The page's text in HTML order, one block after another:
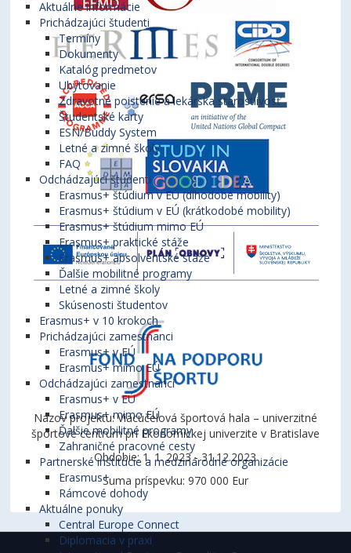
Aktuálne informácie
Prichádzajúci študenti
Termíny
Dokumenty
Katalóg predmetov
Ubytovanie
Zdravotné poistenie a lekárska starostlivosť
Študentské karty
ESN/Buddy System
Letné a zimné školy
FAQ
Odchádzajúci študenti
Erasmus+ štúdium v EÚ (dlhodobé mobility)
Erasmus+ štúdium v EÚ (krátkodobé mobility)
Erasmus+ štúdium mimo EÚ
Erasmus+ praktické stáže
Erasmus+ absolventské stáže
Ďalšie mobilitné programy
Letné a zimné školy
Skúsenosti študentov
Erasmus+ v 10 krokoch
Prichádzajúci zamestnanci
Erasmus+ v EÚ
Erasmus+ mimo EÚ
Odchádzajúci zamestnanci
Erasmus+ v EÚ
Erasmus+ mimo EÚ
Ďalšie mobilitné programy
Zahraničné pracovné cesty
Partnerské inštitúcie a medzinárodné organizácie
Erasmus+
Rámcové dohody
Aktuálne ponuky
Central Europe Connect
Diplomacia v praxi
Názov projektu: Viacúčelová športová hala – univerzitné
športové centrum pri Ekonomickej univerzite v Bratislave
Obdobie: 1. 1. 2023 - 31.12.2023
Suma príspevku: 970 000 Eur